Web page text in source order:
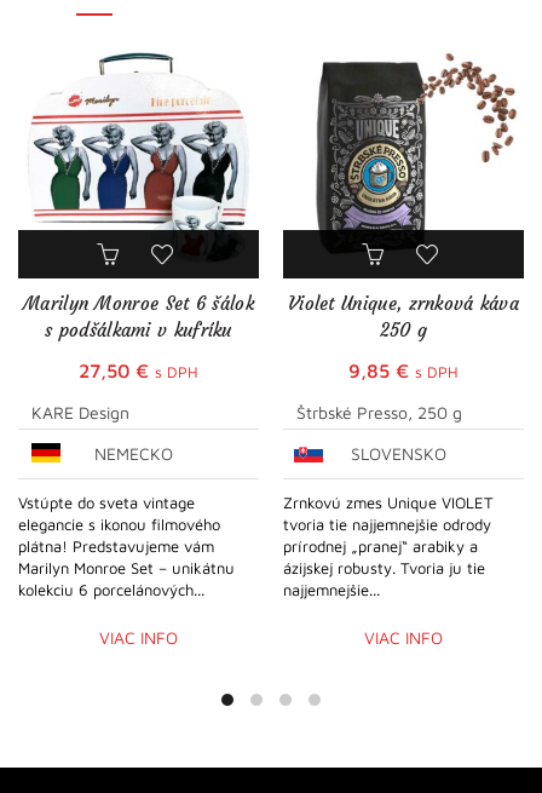
Marilyn Monroe Set 6 šálok
s podšálkami v kufríku
27,50 € s DPH
KARE Design
NEMECKO
Vstúpte do sveta vintage
elegancie s ikonou filmového
plátna! Predstavujeme vám
Marilyn Monroe Set – unikátnu
kolekciu 6 porcelánových...
VIAC INFO
Violet Unique, zrnková káva
250 g
9,85 € s DPH
Štrbské Presso, 250 g
SLOVENSKO
Zrnkovú zmes Unique VIOLET
tvoria tie najjemnejšie odrody
prírodnej „pranej“ arabiky a
ázijskej robusty. Tvoria ju tie
najjemnejšie...
VIAC INFO